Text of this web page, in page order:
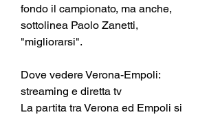
fondo il campionato, ma anche,
sottolinea Paolo Zanetti,
"migliorarsi".
Dove vedere Verona-Empoli:
streaming e diretta tv
La partita tra Verona ed Empoli si